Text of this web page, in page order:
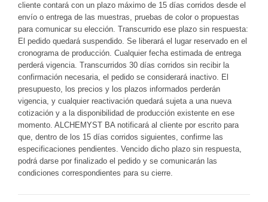
cliente contará con un plazo máximo de 15 días corridos desde el
envío o entrega de las muestras, pruebas de color o propuestas
para comunicar su elección. Transcurrido ese plazo sin respuesta:
El pedido quedará suspendido. Se liberará el lugar reservado en el
cronograma de producción. Cualquier fecha estimada de entrega
perderá vigencia. Transcurridos 30 días corridos sin recibir la
confirmación necesaria, el pedido se considerará inactivo. El
presupuesto, los precios y los plazos informados perderán
vigencia, y cualquier reactivación quedará sujeta a una nueva
cotización y a la disponibilidad de producción existente en ese
momento. ALCHEMYST BA notificará al cliente por escrito para
que, dentro de los 15 días corridos siguientes, confirme las
especificaciones pendientes. Vencido dicho plazo sin respuesta,
podrá darse por finalizado el pedido y se comunicarán las
condiciones correspondientes para su cierre.